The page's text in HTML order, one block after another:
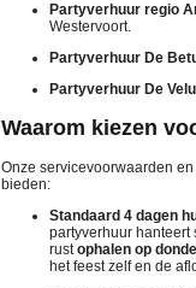
Partyverhuur regio
Westervoort.
Partyverhuur De
Partyverhuur De
Waarom kiezen
Onze servicevoorwaarden
bieden:
Standaard 4 dagen
partyverhuur
rustophalen op
het feest zelf en de